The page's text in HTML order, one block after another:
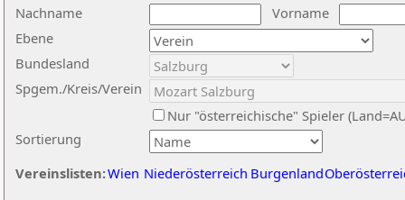
Nachname
Vorname
Ebene
Sortierung
Bundesland
Spgem./Kreis/Verein
Nur "österreichische" Spieler
Vereinslisten:Wien Niederösterreich Burgenland